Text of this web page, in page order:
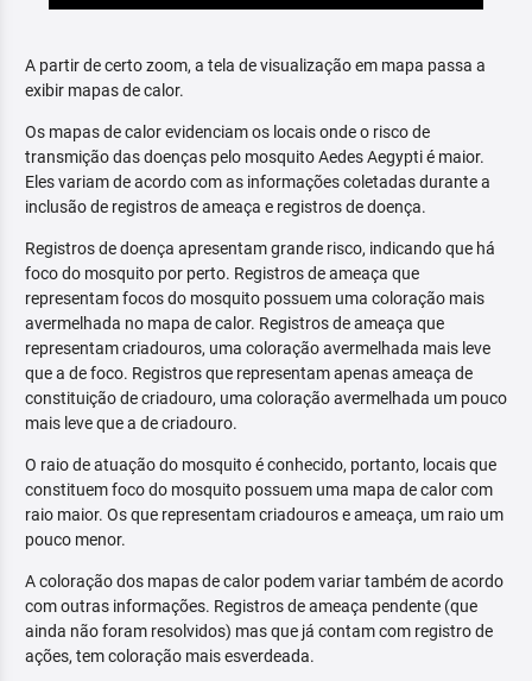
A partir de certo zoom, a tela de visualização em mapa passa a
exibir mapas de calor.
Os mapas de calor evidenciam os locais onde o risco de
transmição das doenças pelo mosquito Aedes Aegypti é maior.
Eles variam de acordo com as informações coletadas durante a
inclusão de registros de ameaça e registros de doença.
Registros de doença apresentam grande risco, indicando que há
foco do mosquito por perto. Registros de ameaça que
representam focos do mosquito possuem uma coloração mais
avermelhada no mapa de calor. Registros de ameaça que
representam criadouros, uma coloração avermelhada mais leve
que a de foco. Registros que representam apenas ameaça de
constituição de criadouro, uma coloração avermelhada um pouco
mais leve que a de criadouro.
O raio de atuação do mosquito é conhecido, portanto, locais que
constituem foco do mosquito possuem uma mapa de calor com
raio maior. Os que representam criadouros e ameaça, um raio um
pouco menor.
A coloração dos mapas de calor podem variar também de acordo
com outras informações. Registros de ameaça pendente (que
ainda não foram resolvidos) mas que já contam com registro de
ações, tem coloração mais esverdeada.